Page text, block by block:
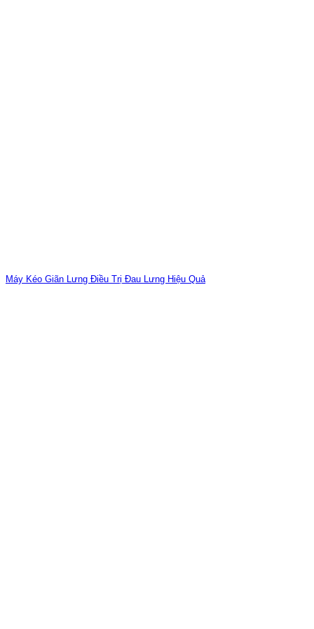
Máy Kéo Giãn Lưng Điều Trị Đau Lưng Hiệu Quả